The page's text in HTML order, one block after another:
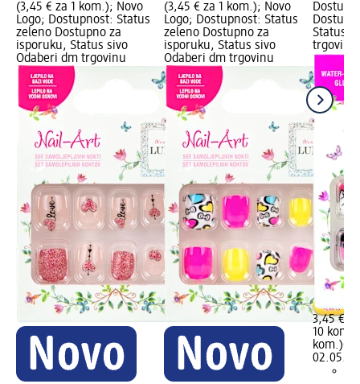
(3,45 € za 1 kom.); Novo
Logo; Dostupnost: Status
zeleno Dostupno za
isporuku, Status sivo
Odaberi dm trgovinu
(3,45 € za 1 kom.); Novo
Logo; Dostupnost: Status
zeleno Dostupno za
isporuku, Status sivo
Odaberi dm trgovinu
Status
trgovinu
3,45 €
10 kom.
kom.)